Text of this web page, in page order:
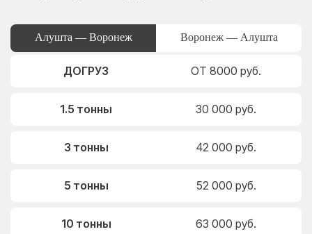
Алушта — Воронеж Воронеж — Алушта
ДОГРУЗ ОТ 8000 руб.
1.5 тонны 30 000 руб.
3 тонны 42 000 руб.
5 тонны 52 000 руб.
10 тонны 63 000 руб.